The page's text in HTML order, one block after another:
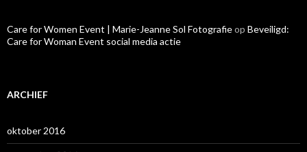
Care for Women Event | Marie-Jeanne Sol Fotografieop Beveiligd:
Care for Woman Event social media actie
ARCHIEF
oktober 2016